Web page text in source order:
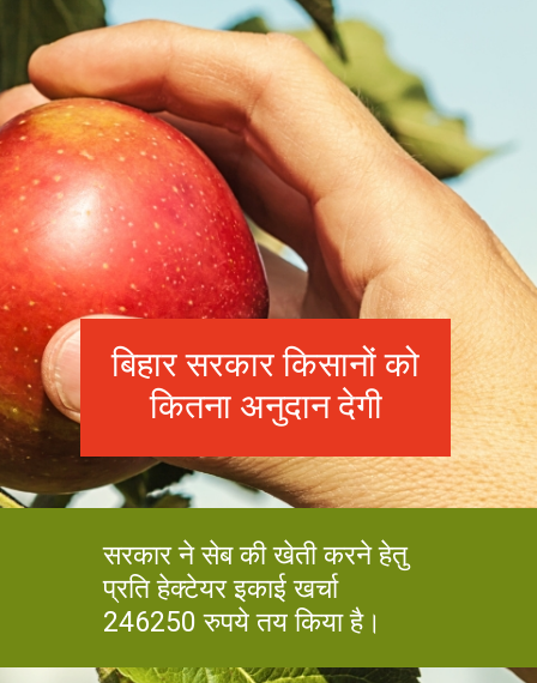
बिहार सरकार किसानों को
कितना अनुदान देगी
सरकार ने सेब की खेती करने हेतु
प्रति हेक्टेयर इकाई खर्चा
246250 रुपये तय किया है।